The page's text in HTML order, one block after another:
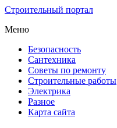
Строительный портал
Меню
Безопасность
Сантехника
Советы по ремонту
Строительные работы
Электрика
Разное
Карта сайта